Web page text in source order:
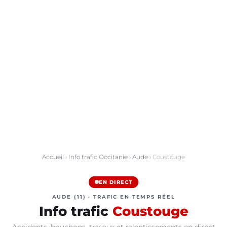
Accueil › Info trafic Occitanie › Aude › Coustouge
EN DIRECT
AUDE (11) · TRAFIC EN TEMPS RÉEL
Info trafic Coustouge